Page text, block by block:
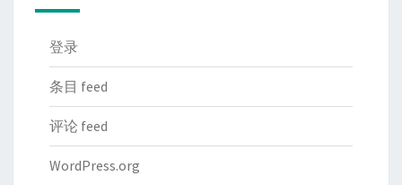
登录
条目 feed
评论 feed
WordPress.org